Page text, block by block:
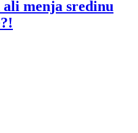
menja sredinu